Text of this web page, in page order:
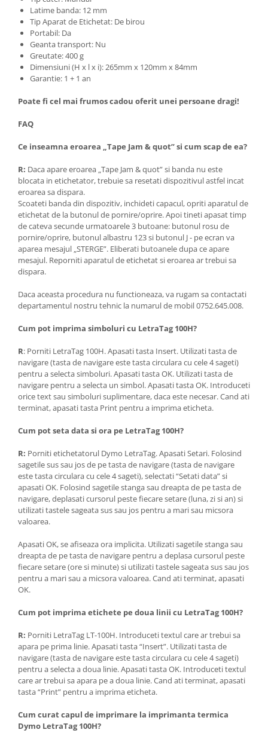
Latime banda: 12 mm
Tip Aparat de Etichetat: De birou
Portabil: Da
Geanta transport: Nu
Greutate: 400 g
Dimensiuni (H x l x i): 265mm x 120mm x 84mm
Garantie: 1 + 1 an
Poate fi cel mai frumos cadou oferit unei persoane dragi!
FAQ
Ce inseamna eroarea „Tape Jam & quot” si cum scap de ea?
R: Daca apare eroarea „Tape Jam & quot” si banda nu este
blocata in etichetator, trebuie sa resetati dispozitivul astfel incat
eroarea sa dispara.
Scoateti banda din dispozitiv, inchideti capacul, opriti aparatul de
etichetat de la butonul de pornire/oprire. Apoi tineti apasat timp
de cateva secunde urmatoarele 3 butoane: butonul rosu de
pornire/oprire, butonul albastru 123 si butonul J - pe ecran va
aparea mesajul „STERGE”. Eliberati butoanele dupa ce apare
mesajul. Reporniti aparatul de etichetat si eroarea ar trebui sa
dispara.
Daca aceasta procedura nu functioneaza, va rugam sa contactati
departamentul nostru tehnic la numarul de mobil 0752.645.008.
Cum pot imprima simboluri cu LetraTag 100H?
R: Porniti LetraTag 100H. Apasati tasta Insert. Utilizati tasta de
navigare (tasta de navigare este tasta circulara cu cele 4 sageti)
pentru a selecta simboluri. Apasati tasta OK. Utilizati tasta de
navigare pentru a selecta un simbol. Apasati tasta OK. Introduceti
orice text sau simboluri suplimentare, daca este necesar. Cand ati
terminat, apasati tasta Print pentru a imprima eticheta.
Cum pot seta data si ora pe LetraTag 100H?
R: Porniti etichetatorul Dymo LetraTag. Apasati Setari. Folosind
sagetile sus sau jos de pe tasta de navigare (tasta de navigare
este tasta circulara cu cele 4 sageti), selectati “Setati data” si
apasati OK. Folosind sagetile stanga sau dreapta de pe tasta de
navigare, deplasati cursorul peste fiecare setare (luna, zi si an) si
utilizati tastele sageata sus sau jos pentru a mari sau micsora
valoarea.
Apasati OK, se afiseaza ora implicita. Utilizati sagetile stanga sau
dreapta de pe tasta de navigare pentru a deplasa cursorul peste
fiecare setare (ore si minute) si utilizati tastele sageata sus sau jos
pentru a mari sau a micsora valoarea. Cand ati terminat, apasati
OK.
Cum pot imprima etichete pe doua linii cu LetraTag 100H?
R: Porniti LetraTag LT-100H. Introduceti textul care ar trebui sa
apara pe prima linie. Apasati tasta “Insert”. Utilizati tasta de
navigare (tasta de navigare este tasta circulara cu cele 4 sageti)
pentru a selecta a doua linie. Apasati tasta OK. Introduceti textul
care ar trebui sa apara pe a doua linie. Cand ati terminat, apasati
tasta “Print” pentru a imprima eticheta.
Cum curat capul de imprimare la imprimanta termica
Dymo LetraTag 100H?